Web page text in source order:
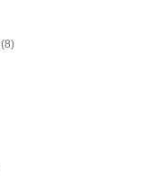
(8)